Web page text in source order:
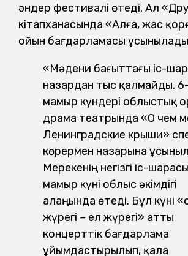
әндер фестивалі өтеді. Ал
кітапханасында «Алға, жас
ойын бағдарламасы
«Мәдени бағыттағы іс-
назардан тыс қалмайды.
мамыр күндері облыстық
драма театрында «О чем
Ленинградские крыши»
көрермен назарына
Мерекенің негізгі іс-
мамыр күні облыс әкімдігі
алаңында өтеді. Бұл күні
жүрегі – ел жүрегі» атты
концерттік бағдарлама
ұйымдастырылып, қала